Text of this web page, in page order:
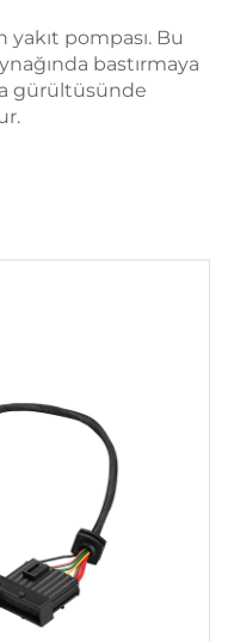
pompası. Bu
bastırmaya
gürültüsünde